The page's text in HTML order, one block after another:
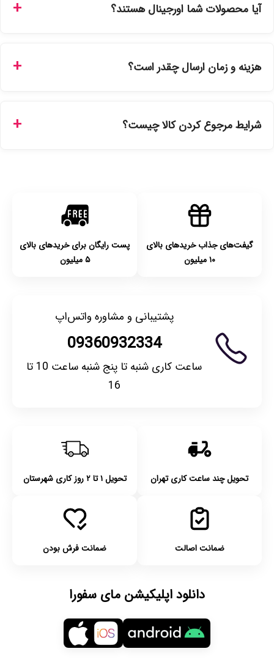
سفارشات در سایت، وضعیت لحظه‌ای مرسوله را مشاهده کنید.
آیا محصولات شما اورجینال هستند؟
نمایندگی‌های معتبر تهیه شده و دارای بچ‌کد قابل استعلام هستند.
هزینه و زمان ارسال چقدر است؟
انتخاب کنید و برای شهرستان‌ها بین یک الی ۳ روز کاری از طریق
شرایط مرجوع کردن کالا چیست؟
گیفت‌های جذاب خریدهای بالای
۱۰ میلیون
پست رایگان برای خریدهای بالای
۵ میلیون
پشتیبانی و مشاوره واتس‌اپ
09360932334
ساعت کاری شنبه تا پنج شنبه ساعت 10 تا
16
تحویل چند ساعت کاری تهران تحویل ۱ تا ۲ روز کاری شهرستان
ضمانت اصالت ضمانت فرش بودن
دانلود اپلیکیشن مای سفورا